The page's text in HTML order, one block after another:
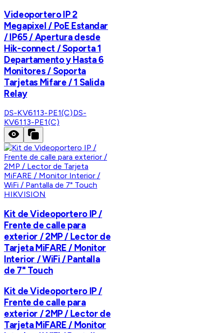
Videoportero IP 2
Megapixel / PoE Estandar
/ IP65 / Apertura desde
Hik-connect / Soporta 1
Departamento y Hasta 6
Monitores / Soporta
Tarjetas Mifare / 1 Salida
Relay
DS-KV6113-PE1(C)DS-
KV6113-PE1(C)
HIKVISION
Kit de Videoportero IP /
Frente de calle para
exterior / 2MP / Lector de
Tarjeta MiFARE / Monitor
Interior / WiFi / Pantalla
de 7" Touch
Kit de Videoportero IP /
Frente de calle para
exterior / 2MP / Lector de
Tarjeta MiFARE / Monitor